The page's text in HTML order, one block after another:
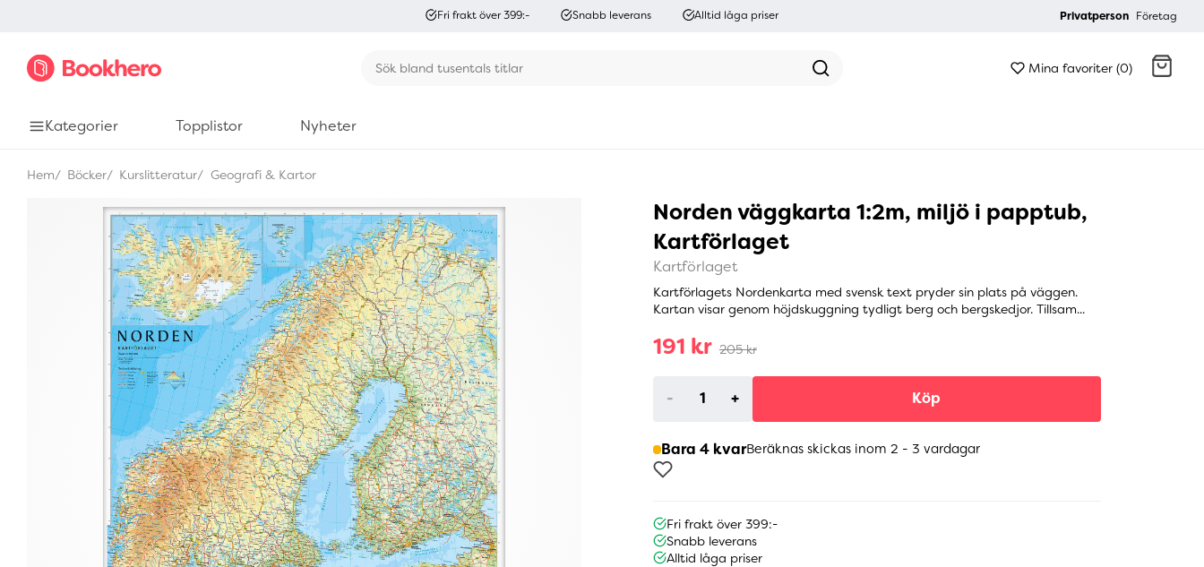
Fri frakt över 399:- Snabb leverans Alltid låga priser Privatperson Företag
Mina favoriter (0)
Kategorier Topplistor Nyheter
Hem Böcker Kurslitteratur Geografi & Kartor
Norden väggkarta 1:2m, miljö i papptub,
Kartförlaget
Kartförlaget
Kartförlagets Nordenkarta med svensk text pryder sin plats på väggen.
Kartan visar genom höjdskuggning tydligt berg och bergskedjor. Tillsam...
191 kr 205 kr
- + Köp
Bara 4 kvarBeräknas skickas inom 2 - 3 vardagar
Fri frakt över 399:-
Snabb leverans
Alltid låga priser